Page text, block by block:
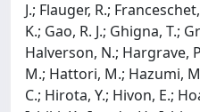
J.; Flauger, R.;
K.; Gao, R. J.; Ghigna, T.;
Halverson, N.; Hargrave,
M.; Hattori, M.; Hazumi,
C.; Hirota, Y.; Hivon, E.;